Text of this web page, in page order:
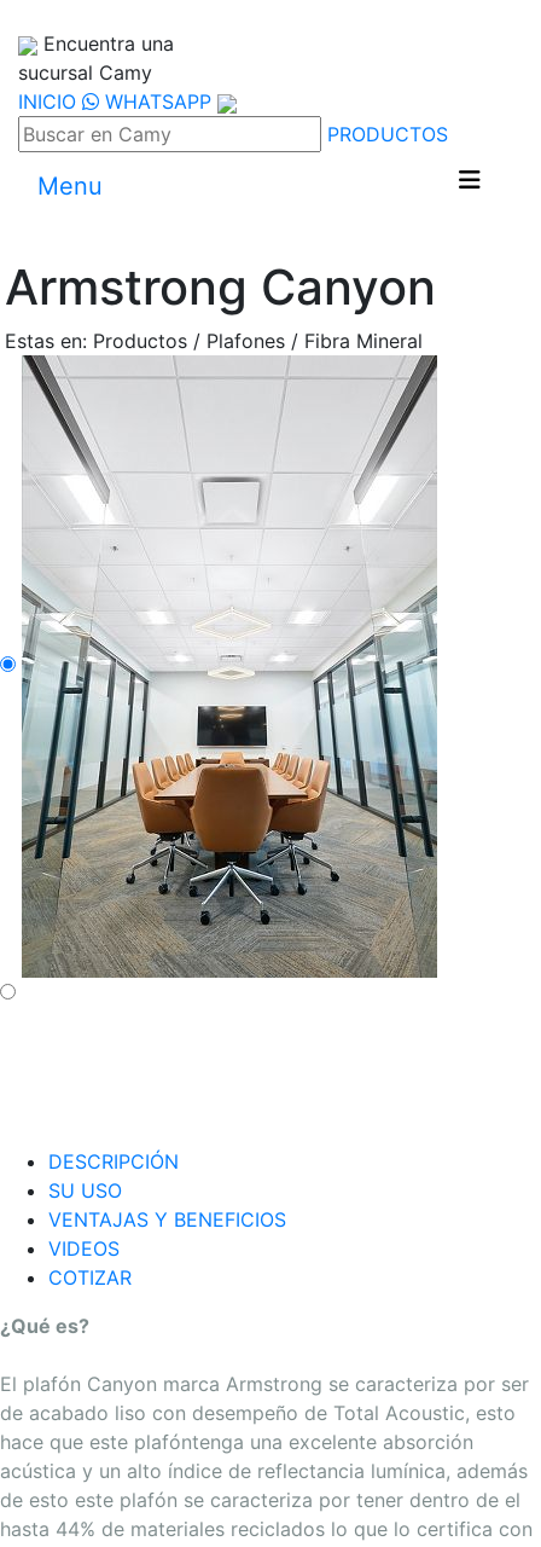
Encuentra una
sucursal Camy
INICIO
WHATSAPP
PRODUCTOS
Menu
Armstrong Canyon
Estas en: Productos / Plafones / Fibra Mineral
DESCRIPCIÓN
SU USO
VENTAJAS Y BENEFICIOS
VIDEOS
COTIZAR
¿Qué es?
El plafón Canyon marca Armstrong se caracteriza por ser
de acabado liso con desempeño de Total Acoustic, esto
hace que este plafóntenga una excelente absorción
acústica y un alto índice de reflectancia lumínica, además
de esto este plafón se caracteriza por tener dentro de el
hasta 44% de materiales reciclados lo que lo certifica con